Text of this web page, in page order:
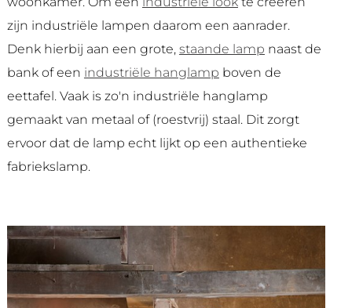
zijn industriële lampen daarom een aanrader.
Denk hierbij aan een grote, staande lamp naast de
bank of een industriële hanglamp boven de
eettafel. Vaak is zo'n industriële hanglamp
gemaakt van metaal of (roestvrij) staal. Dit zorgt
ervoor dat de lamp echt lijkt op een authentieke
fabriekslamp.